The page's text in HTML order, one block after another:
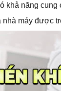
khả năng cung
máy được